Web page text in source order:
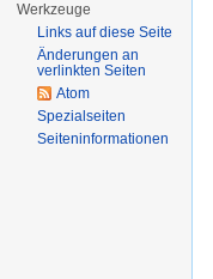
Werkzeuge
Links auf diese Seite
Änderungen an
verlinkten Seiten
Atom
Spezialseiten
Seiten­informationen